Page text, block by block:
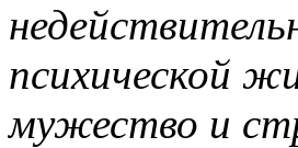
психической
мужество и